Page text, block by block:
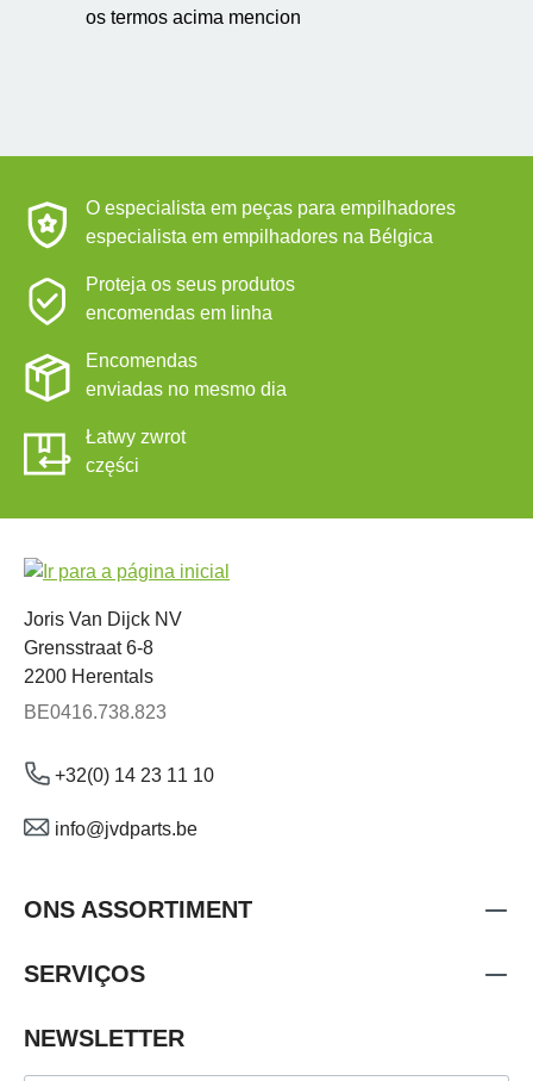
os termos acima mencion
O especialista em peças para empilhadores
especialista em empilhadores na Bélgica
Proteja os seus produtos
encomendas em linha
Encomendas
enviadas no mesmo dia
Łatwy zwrot
części
Joris Van Dijck NV
Grensstraat 6-8
2200 Herentals
BE0416.738.823
+32(0) 14 23 11 10
info@jvdparts.be
ONS ASSORTIMENT
SERVIÇOS
NEWSLETTER